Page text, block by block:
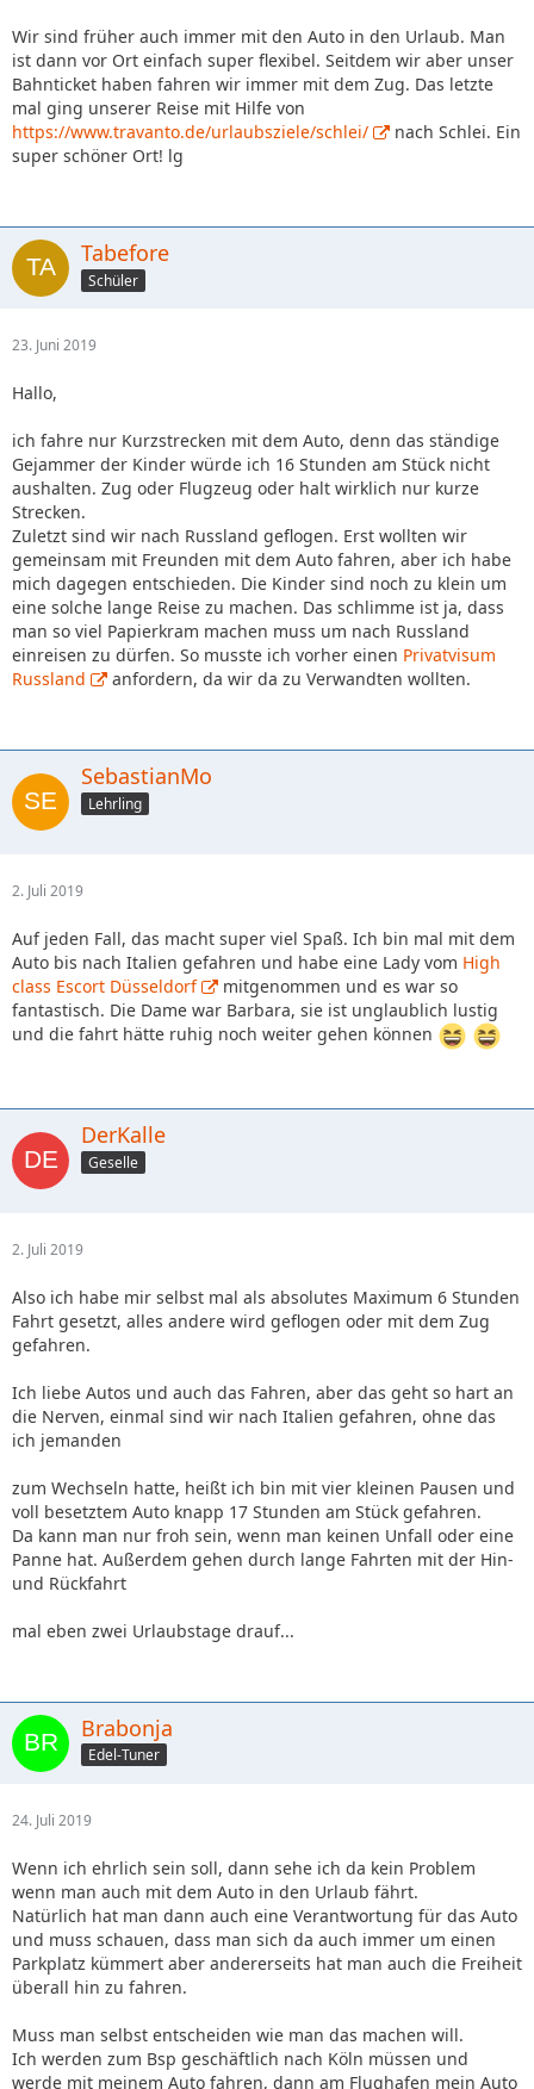
Wir sind früher auch immer mit den Auto in den Urlaub. Man
ist dann vor Ort einfach super flexibel. Seitdem wir aber unser
Bahnticket haben fahren wir immer mit dem Zug. Das letzte
mal ging unserer Reise mit Hilfe von
https://www.travanto.de/urlaubsziele/schlei/
nach Schlei. Ein
super schöner Ort! lg
Tabefore
Schüler
23. Juni 2019
Hallo,
ich fahre nur Kurzstrecken mit dem Auto, denn das ständige
Gejammer der Kinder würde ich 16 Stunden am Stück nicht
aushalten. Zug oder Flugzeug oder halt wirklich nur kurze
Strecken.
Zuletzt sind wir nach Russland geflogen. Erst wollten wir
gemeinsam mit Freunden mit dem Auto fahren, aber ich habe
mich dagegen entschieden. Die Kinder sind noch zu klein um
eine solche lange Reise zu machen. Das schlimme ist ja, dass
man so viel Papierkram machen muss um nach Russland
einreisen zu dürfen. So musste ich vorher einen Privatvisum
Russland
anfordern, da wir da zu Verwandten wollten.
SebastianMo
Lehrling
2. Juli 2019
Auf jeden Fall, das macht super viel Spaß. Ich bin mal mit dem
Auto bis nach Italien gefahren und habe eine Lady vom High
class Escort Düsseldorf
mitgenommen und es war so
fantastisch. Die Dame war Barbara, sie ist unglaublich lustig
und die fahrt hätte ruhig noch weiter gehen können
DerKalle
Geselle
2. Juli 2019
Also ich habe mir selbst mal als absolutes Maximum 6 Stunden
Fahrt gesetzt, alles andere wird geflogen oder mit dem Zug
gefahren.
Ich liebe Autos und auch das Fahren, aber das geht so hart an
die Nerven, einmal sind wir nach Italien gefahren, ohne das
ich jemanden
zum Wechseln hatte, heißt ich bin mit vier kleinen Pausen und
voll besetztem Auto knapp 17 Stunden am Stück gefahren.
Da kann man nur froh sein, wenn man keinen Unfall oder eine
Panne hat. Außerdem gehen durch lange Fahrten mit der Hin-
und Rückfahrt
mal eben zwei Urlaubstage drauf...
Brabonja
Edel-Tuner
24. Juli 2019
Wenn ich ehrlich sein soll, dann sehe ich da kein Problem
wenn man auch mit dem Auto in den Urlaub fährt.
Natürlich hat man dann auch eine Verantwortung für das Auto
und muss schauen, dass man sich da auch immer um einen
Parkplatz kümmert aber andererseits hat man auch die Freiheit
überall hin zu fahren.
Muss man selbst entscheiden wie man das machen will.
Ich werden zum Bsp geschäftlich nach Köln müssen und
werde mit meinem Auto fahren, dann am Flughafen mein Auto